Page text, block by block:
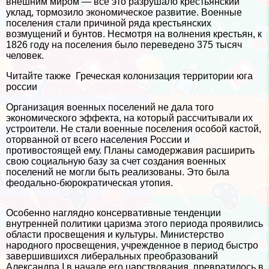
уклад, тормозило экономи­ческое развитие. Военные
поселения стали причиной ряда крестьянских
возмущений и бунтов. Несмотря на волнения крестьян, к
1826 году на поселения было переведено 375 тысяч
человек.
Читайте также Греческая колонизация территории юга
россии
Организация военных поселений не дала того
экономического эффекта, на который рассчитывали их
устроители. Не стали военные поселения особой кастой,
оторванной от всего населения России и
противостоящей ему. Планы самодержавия расширить
свою социальную базу за счет создания военных
поселений не могли быть реализованы. Это была
феодально-бюрократическая утопия.
Особенно наглядно консервативные тенденции
внутренней политики царизма этого периода проявились
области просвещения и культуры. Министерство
народного просвещения, учрежденное в период быстро
завершившихся либеральных преобразо­ваний